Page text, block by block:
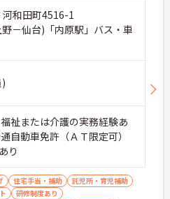
和田町4516-1
野－仙台)「内原駅」バス・車
祉または介護の実務経験あ
自動車免許（ＡＴ限定可）
り
住宅手当・補助
託児所・育児補助
研修制度あり